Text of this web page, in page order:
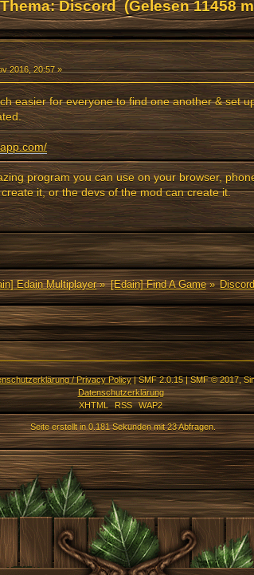
Discord (Gelesen 11458
2016, 20:57 »
easier for everyone to find one another & set
program you can use on your browser,
it, or the devs of the mod can create it.
Edain Multiplayer» [Edain] Find A Game»
/ Privacy Policy|SMF 2.0.15|SMF © 2017,
Datenschutzerklärung
XHTML
RSS WAP2
Seite erstellt in 0.181 Sekunden mit 23 Abfragen.